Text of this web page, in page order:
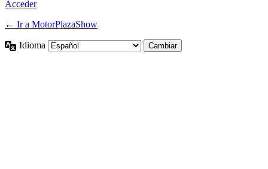
Acceder
← Ir a MotorPlazaShow
Idioma